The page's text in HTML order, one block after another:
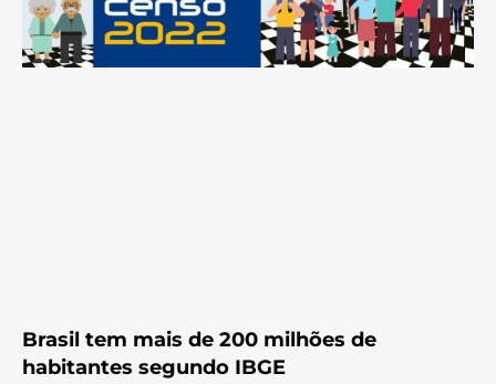
Brasil tem mais de 200 milhões de
habitantes segundo IBGE